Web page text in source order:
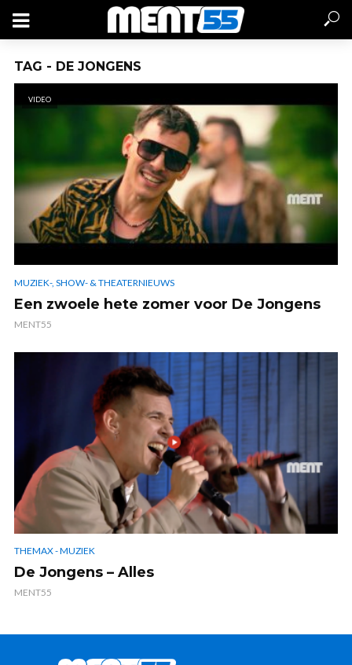
TAG - DE JONGENS
VIDEO
MUZIEK-, SHOW- & THEATERNIEUWS
Een zwoele hete zomer voor De Jongens
MENT55
THEMAX - MUZIEK
De Jongens – Alles
MENT55